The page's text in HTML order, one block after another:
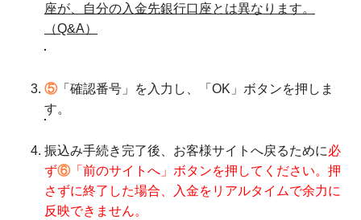
座が、自分の入金先銀行口座とは異なります。
（Q&A）
⑤「確認番号」を入力し、「OK」ボタンを押しま
す。
振込み手続き完了後、お客様サイトへ戻るために必
ず⑥「前のサイトへ」ボタンを押してください。押
さずに終了した場合、入金をリアルタイムで余力に
反映できません。